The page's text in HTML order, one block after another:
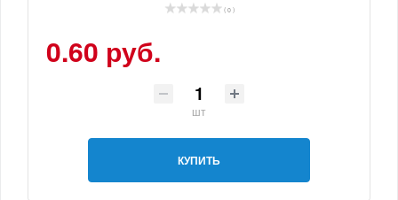
( 0 )
0.60 руб.
шт
КУПИТЬ